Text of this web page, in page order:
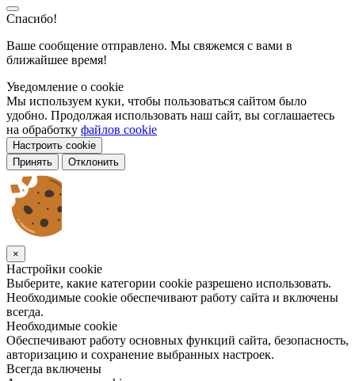
Спасибо!
Ваше сообщение отправлено. Мы свяжемся с вами в
ближайшее время!
Уведомление о cookie
Мы используем куки, чтобы пользоваться сайтом было
удобно. Продолжая использовать наш сайт, вы соглашаетесь
на обработку файлов cookie
Настроить cookie
Принять
Отклонить
×
Настройки cookie
Выберите, какие категории cookie разрешено использовать.
Необходимые cookie обеспечивают работу сайта и включены
всегда.
Необходимые cookie
Обеспечивают работу основных функций сайта, безопасность,
авторизацию и сохранение выбранных настроек.
Всегда включены